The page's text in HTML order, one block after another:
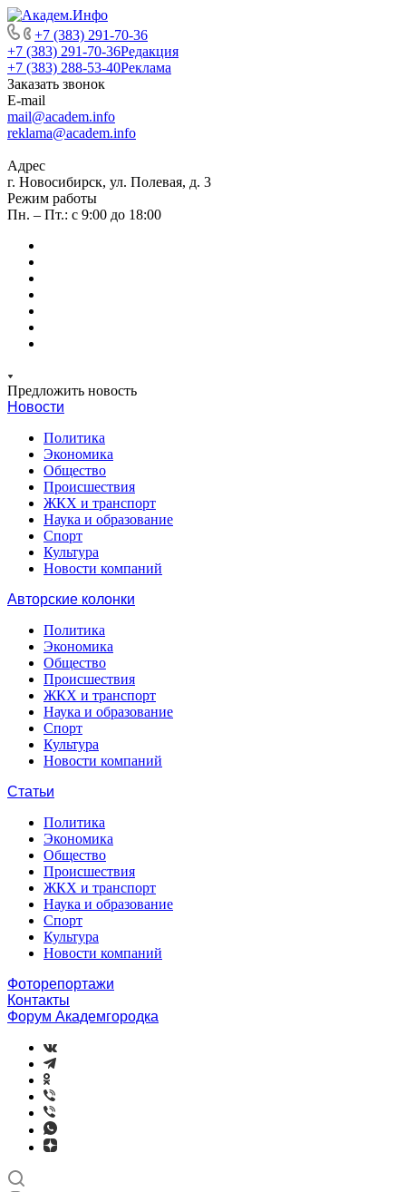
+7 (383) 291-70-36
+7 (383) 291-70-36Редакция
+7 (383) 288-53-40Реклама
Заказать звонок
E-mail
mail@academ.info
reklama@academ.info
Адрес
г. Новосибирск, ул. Полевая, д. 3
Режим работы
Пн. – Пт.: с 9:00 до 18:00
Предложить новость
Новости
Политика
Экономика
Общество
Происшествия
ЖКХ и транспорт
Наука и образование
Спорт
Культура
Новости компаний
Авторские колонки
Политика
Экономика
Общество
Происшествия
ЖКХ и транспорт
Наука и образование
Спорт
Культура
Новости компаний
Статьи
Политика
Экономика
Общество
Происшествия
ЖКХ и транспорт
Наука и образование
Спорт
Культура
Новости компаний
Фоторепортажи
Контакты
Форум Академгородка